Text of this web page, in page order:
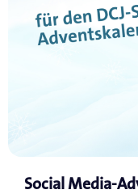
Social Media-